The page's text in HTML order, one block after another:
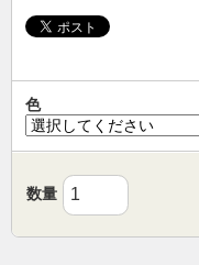
色
数量